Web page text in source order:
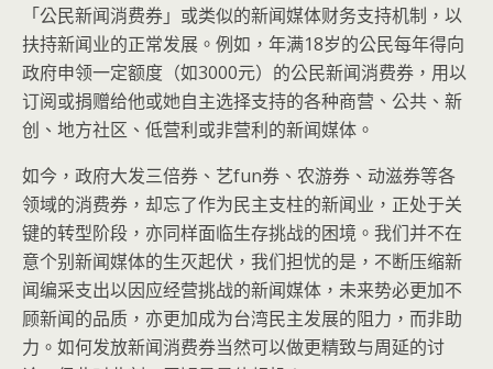
「公民新闻消费券」或类似的新闻媒体财务支持机制，以
扶持新闻业的正常发展。例如，年满18岁的公民每年得向
政府申领一定额度（如3000元）的公民新闻消费券，用以
订阅或捐赠给他或她自主选择支持的各种商营、公共、新
创、地方社区、低营利或非营利的新闻媒体。
如今，政府大发三倍券、艺fun券、农游券、动滋券等各
领域的消费券，却忘了作为民主支柱的新闻业，正处于关
键的转型阶段，亦同样面临生存挑战的困境。我们并不在
意个别新闻媒体的生灭起伏，我们担忧的是，不断压缩新
闻编采支出以因应经营挑战的新闻媒体，未来势必更加不
顾新闻的品质，亦更加成为台湾民主发展的阻力，而非助
力。如何发放新闻消费券当然可以做更精致与周延的讨